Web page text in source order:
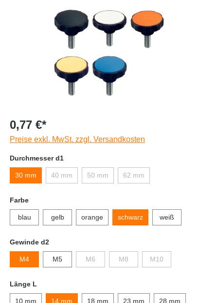
0,77 €*
Preise exkl. MwSt. zzgl. Versandkosten
Durchmesser d1
30 mm 40 mm 50 mm 62 mm
Farbe
blau gelb orange schwarz weiß
Gewinde d2
M4 M5 M6 M8 M10
Länge L
10 mm 14 mm 18 mm 23 mm 28 mm